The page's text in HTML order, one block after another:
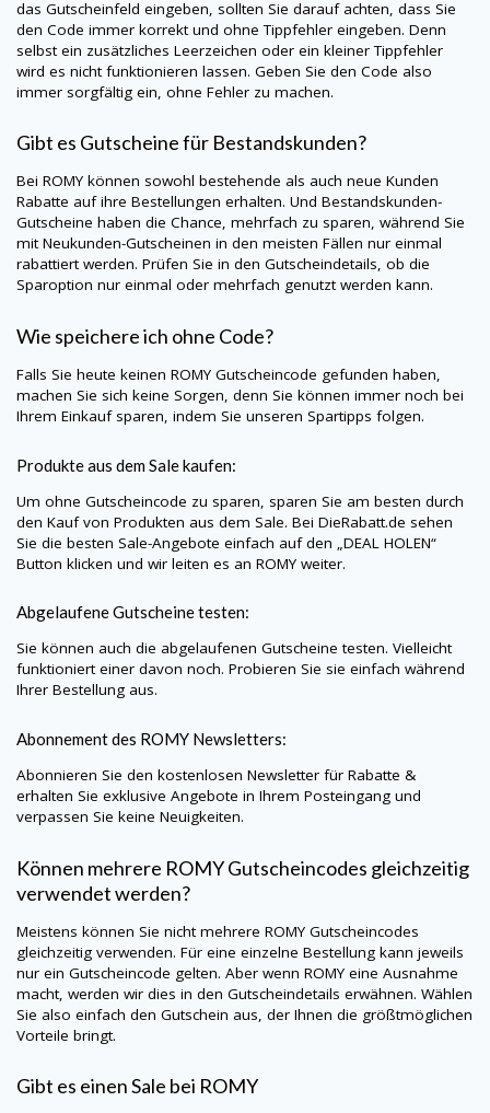
das Gutscheinfeld eingeben, sollten Sie darauf achten, dass Sie
den Code immer korrekt und ohne Tippfehler eingeben. Denn
selbst ein zusätzliches Leerzeichen oder ein kleiner Tippfehler
wird es nicht funktionieren lassen. Geben Sie den Code also
immer sorgfältig ein, ohne Fehler zu machen.
Gibt es Gutscheine für Bestandskunden?
Bei ROMY können sowohl bestehende als auch neue Kunden
Rabatte auf ihre Bestellungen erhalten. Und Bestandskunden-
Gutscheine haben die Chance, mehrfach zu sparen, während Sie
mit Neukunden-Gutscheinen in den meisten Fällen nur einmal
rabattiert werden. Prüfen Sie in den Gutscheindetails, ob die
Sparoption nur einmal oder mehrfach genutzt werden kann.
Wie speichere ich ohne Code?
Falls Sie heute keinen ROMY Gutscheincode gefunden haben,
machen Sie sich keine Sorgen, denn Sie können immer noch bei
Ihrem Einkauf sparen, indem Sie unseren Spartipps folgen.
Produkte aus dem Sale kaufen:
Um ohne Gutscheincode zu sparen, sparen Sie am besten durch
den Kauf von Produkten aus dem Sale. Bei DieRabatt.de sehen
Sie die besten Sale-Angebote einfach auf den „DEAL HOLEN“
Button klicken und wir leiten es an ROMY weiter.
Abgelaufene Gutscheine testen:
Sie können auch die abgelaufenen Gutscheine testen. Vielleicht
funktioniert einer davon noch. Probieren Sie sie einfach während
Ihrer Bestellung aus.
Abonnement des ROMY Newsletters:
Abonnieren Sie den kostenlosen Newsletter für Rabatte &
erhalten Sie exklusive Angebote in Ihrem Posteingang und
verpassen Sie keine Neuigkeiten.
Können mehrere ROMYGutscheincodes gleichzeitig
verwendet werden?
Meistens können Sie nicht mehrere ROMY Gutscheincodes
gleichzeitig verwenden. Für eine einzelne Bestellung kann jeweils
nur ein Gutscheincode gelten. Aber wenn ROMY eine Ausnahme
macht, werden wir dies in den Gutscheindetails erwähnen. Wählen
Sie also einfach den Gutschein aus, der Ihnen die größtmöglichen
Vorteile bringt.
Gibt es einen Sale bei ROMY